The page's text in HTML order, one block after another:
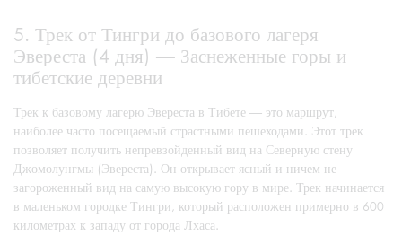
5. Трек от Тингри до базового лагеря
Эвереста (4 дня) — Заснеженные горы и
тибетские деревни
Трек к базовому лагерю Эвереста в Тибете — это маршрут,
наиболее часто посещаемый страстными пешеходами. Этот трек
позволяет получить непревзойденный вид на Северную стену
Джомолунгмы (Эвереста). Он открывает ясный и ничем не
загороженный вид на самую высокую гору в мире. Трек начинается
в маленьком городке Тингри, который расположен примерно в 600
километрах к западу от города Лхаса.